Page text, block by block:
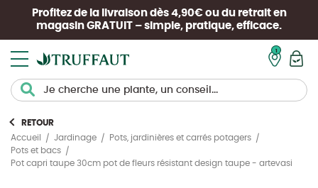
Profitez de la livraison dès 4,90€ ou du retrait en
magasin GRATUIT – simple, pratique, efficace.
RETOUR
Accueil
Jardinage
Pots, jardinières et carrés potagers
Pots et bacs
Pot capri taupe 30cm pot de fleurs résistant design taupe - artevasi